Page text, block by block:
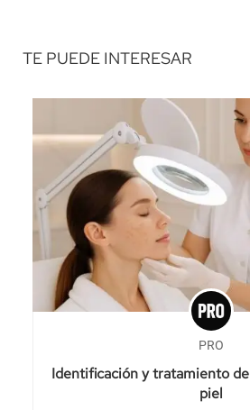
TE PUEDE INTERESAR
PRO
Identificación y tratamiento
piel